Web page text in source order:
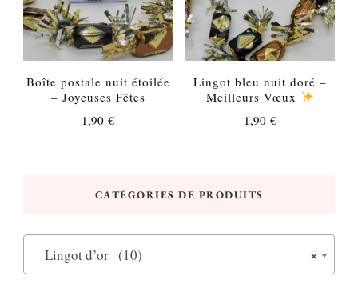
Boîte postale nuit étoilée
– Joyeuses Fêtes
1,90€
Lingot bleu nuit doré –
Meilleurs Vœux
1,90 €
CATÉGORIES DE PRODUITS
×
Lingot d’or (10)